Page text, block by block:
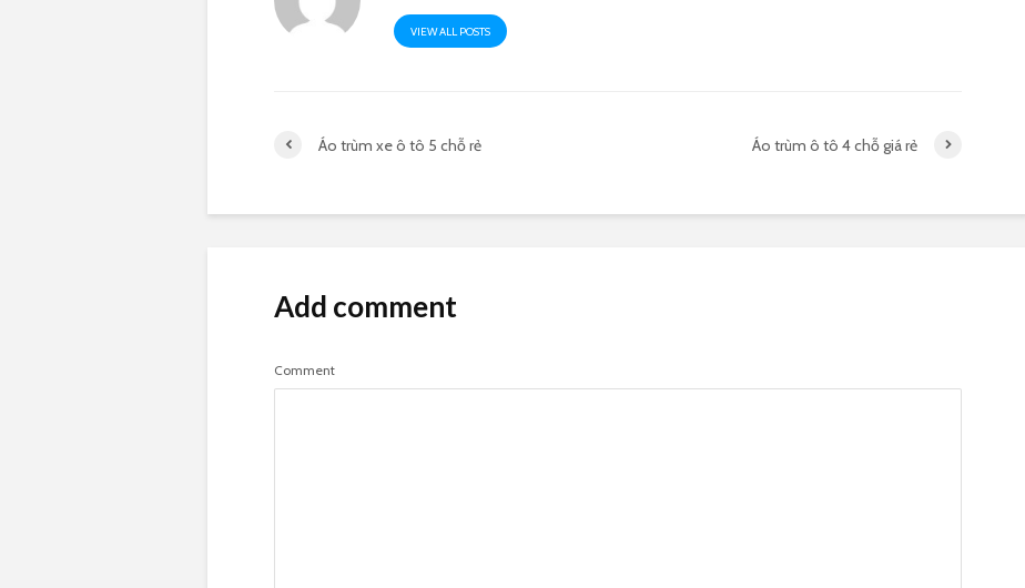
VIEW ALL POSTS
Áo trùm xe ô tô 5 chỗ rẻ Áo trùm ô tô 4 chỗ giá rẻ
Add comment
Comment